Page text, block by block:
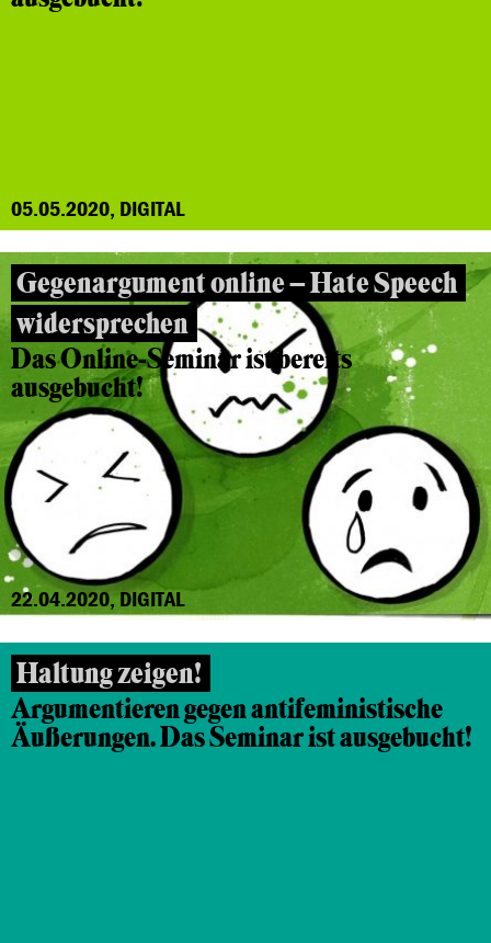
05.05.2020, DIGITAL
Gegenargument online – Hate Speech
widersprechen
Das Online-Seminar ist bereits
ausgebucht!
22.04.2020, DIGITAL
Haltung zeigen!
Argumentieren gegen antifeministische
Äußerungen. Das Seminar ist ausgebucht!